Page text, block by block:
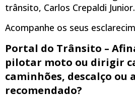
trânsito, Carlos Crepaldi Junior.
Acompanhe os seus
Portal do Trânsito –
pilotar moto ou dirigir
caminhões, descalço ou
recomendado?